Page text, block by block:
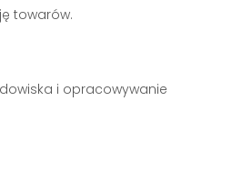
towarów.
i opracowywanie